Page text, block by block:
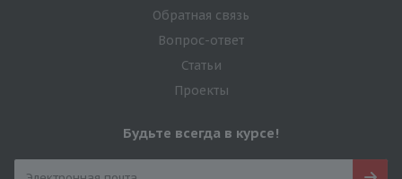
Обратная связь
Вопрос-ответ
Статьи
Проекты
Будьте всегда в курсе!